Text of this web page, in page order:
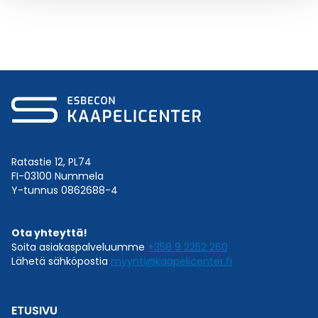
Ratastie 12, PL74
FI-03100 Nummela
Y-tunnus 0862688-4
Ota yhteyttä!
Soita asiakaspalveluumme +358 9 2252 260
Lähetä sähköpostia myynti@kaapelicenter.fi
ETUSIVU